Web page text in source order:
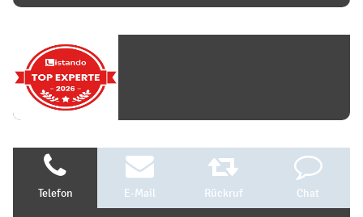
Telefon E-Mail Rückruf Chat